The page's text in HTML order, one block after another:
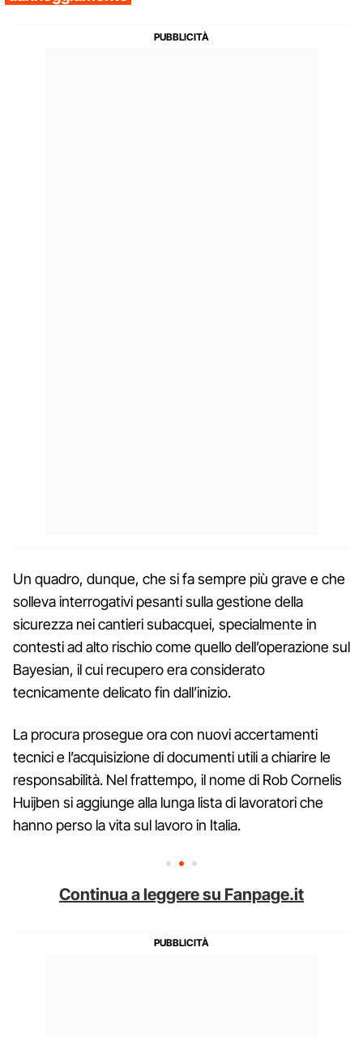
Un quadro, dunque, che si fa sempre più grave e che
solleva interrogativi pesanti sulla gestione della
sicurezza nei cantieri subacquei, specialmente in
contesti ad alto rischio come quello dell’operazione sul
Bayesian, il cui recupero era considerato
tecnicamente delicato fin dall’inizio.
La procura prosegue ora con nuovi accertamenti
tecnici e l’acquisizione di documenti utili a chiarire le
responsabilità. Nel frattempo, il nome di Rob Cornelis
Huijben si aggiunge alla lunga lista di lavoratori che
hanno perso la vita sul lavoro in Italia.
Continua a leggere su Fanpage.it